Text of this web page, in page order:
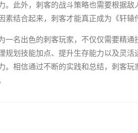
。此外，刺客的战斗策略也需要根据
素结合起来，刺客才能真正成为《轩辕
一名出色的刺客玩家，不仅仅需要精
规划技能加点、提升生存能力以及灵活
。相信通过不断的实践和总结，刺客